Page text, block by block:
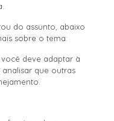
do assunto, abaixo
sobre o tema:
deve adaptar à
que outras